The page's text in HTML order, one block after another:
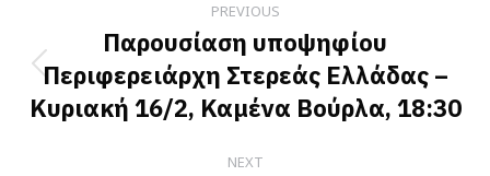
navigation
PREVIOUS
Previous
post:
Παρουσίαση υποψηφίου
Περιφερειάρχη Στερεάς Ελλάδας –
Κυριακή 16/2, Καμένα Βούρλα, 18:30
NEXT